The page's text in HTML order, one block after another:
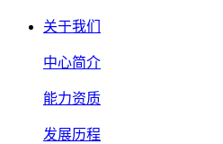
关于我们
中心简介
能力资质
发展历程